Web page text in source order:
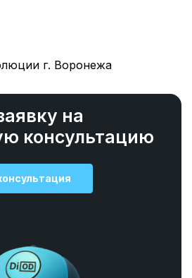
г. Воронежа
на
консультацию